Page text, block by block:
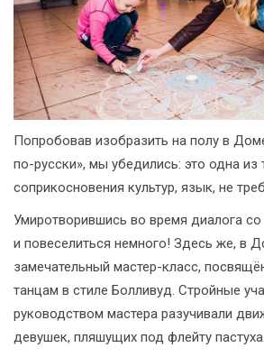
Попробовав изобразить на полу в
по-русски», мы убедились: это одна из
соприкосновения культур, язык, не
Умиротворившись во время диалога
и повеселиться немного! Здесь же, в
замечательный мастер-класс,
танцам в стиле Болливуд. Стройные
руководством мастера разучивали
девушек, пляшущих под флейту